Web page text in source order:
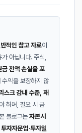
적인 참고 자료이
아닙니다. 주식,
금 전액 손실을 포
수익을 보장하지 않
스크 감내 수준, 재
하며, 필요 시 금
블로그는 자본시
자자문업·투자일